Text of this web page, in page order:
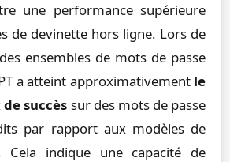
une performance supérieure
de devinette hors ligne. Lors de
ensembles de mots de passe
a atteint approximativement le
succès sur des mots de passe
par rapport aux modèles de
Cela indique une capacité de